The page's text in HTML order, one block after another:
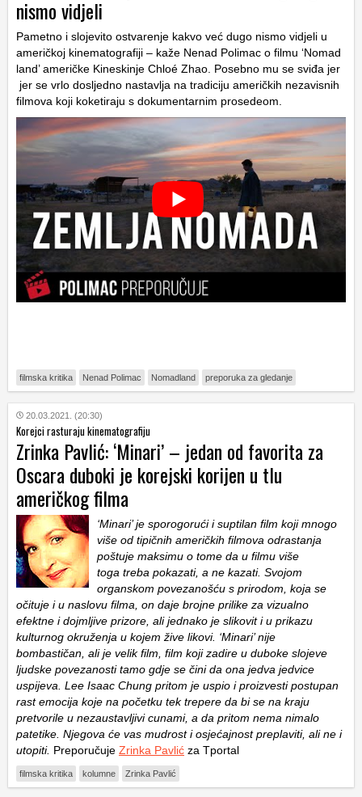
nismo vidjeli
Pametno i slojevito ostvarenje kakvo već dugo nismo vidjeli u
američkoj kinematografiji – kaže Nenad Polimac o filmu ‘Nomad
land’ američke Kineskinje Chloé Zhao. Posebno mu se sviđa jer
jer se vrlo dosljedno nastavlja na tradiciju američkih nezavisnih
filmova koji koketiraju s dokumentarnim prosedeom.
filmska kritika Nenad Polimac Nomadland preporuka za gledanje
20.03.2021. (20:30)
Korejci rasturaju kinematografiju
Zrinka Pavlić: ‘Minari’ – jedan od favorita za
Oscara duboki je korejski korijen u tlu
američkog filma
‘Minari’ je sporogorući i suptilan film koji mnogo
više od tipičnih američkih filmova odrastanja
poštuje maksimu o tome da u filmu više
toga treba pokazati, a ne kazati. Svojom
organskom povezanošću s prirodom, koja se
očituje i u naslovu filma, on daje brojne prilike za vizualno
efektne i dojmljive prizore, ali jednako je slikovit i u prikazu
kulturnog okruženja u kojem žive likovi. ‘Minari’ nije
bombastičan, ali je velik film, film koji zadire u duboke slojeve
ljudske povezanosti tamo gdje se čini da ona jedva jedvice
uspijeva. Lee Isaac Chung pritom je uspio i proizvesti postupan
rast emocija koje na početku tek trepere da bi se na kraju
pretvorile u nezaustavljivi cunami, a da pritom nema nimalo
patetike. Njegova će vas mudrost i osjećajnost preplaviti, ali ne i
utopiti. Preporučuje Zrinka Pavlić za Tportal
filmska kritika kolumne Zrinka Pavlić